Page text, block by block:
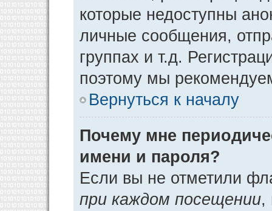
которые недоступны
личные сообщения,
группах и т.д.
поэтому мы
Вернуться к началу
Почему мне
имени и пароля?
Если вы не отметили
при каждом посещении,